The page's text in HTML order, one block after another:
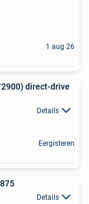
1 aug 26
direct-drive
Details
Eergisteren
Details